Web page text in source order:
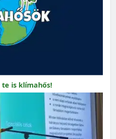
te is klímahős!